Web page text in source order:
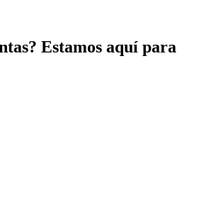
Estamos aquí para